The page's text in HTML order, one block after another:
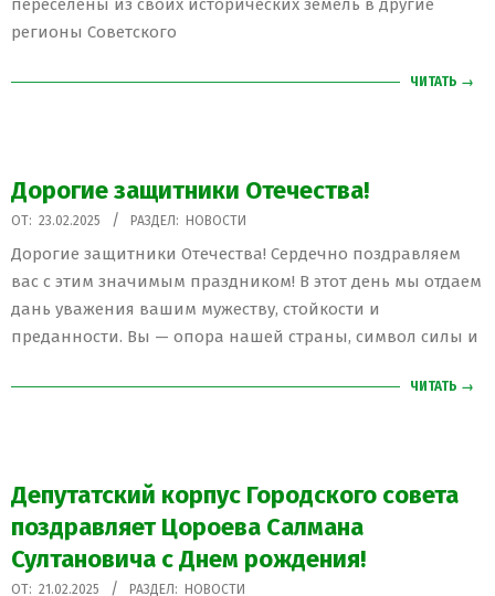
переселены из своих исторических земель в другие
регионы Советского
ЧИТАТЬ →
Дорогие защитники Отечества!
2025-
02-
23
ОТ: 23.02.2025 РАЗДЕЛ: НОВОСТИ
Дорогие защитники Отечества! Сердечно поздравляем
вас с этим значимым праздником! В этот день мы отдаем
дань уважения вашим мужеству, стойкости и
преданности. Вы — опора нашей страны, символ силы и
ЧИТАТЬ →
Депутатский корпус Городского совета
поздравляет Цороева Салмана
Султановича с Днем рождения!
2025-
ОТ: 21.02.2025 РАЗДЕЛ: НОВОСТИ